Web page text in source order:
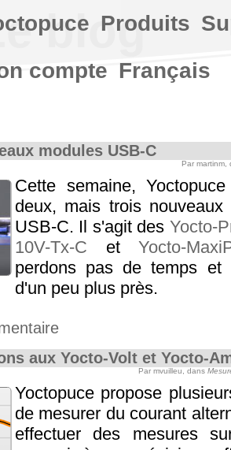
blog
modules USB-C
Par
Cette semaine,
deux, mais trois
USB-C. Il s'agit des Yocto-
10V-Tx-C etYocto-
perdons pas de temps et
d'un peu plus près.
aux Yocto-Volt et Yocto-
Par mvuilleu, dans
Yoctopuce propose
de mesurer du courant
effectuer des mesures
Produits
compte Français